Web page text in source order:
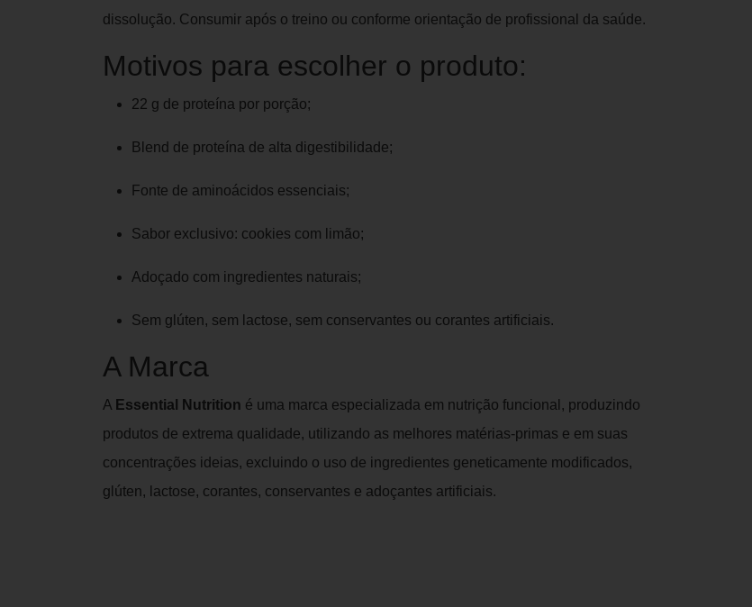
dissolução. Consumir após o treino ou conforme orientação de profissional da saúde.
Motivos para escolher o produto:
22 g de proteína por porção;
Blend de proteína de alta digestibilidade;
Fonte de aminoácidos essenciais;
Sabor exclusivo: cookies com limão;
Adoçado com ingredientes naturais;
Sem glúten, sem lactose, sem conservantes ou corantes artificiais.
A Marca
A Essential Nutrition é uma marca especializada em nutrição funcional, produzindo
produtos de extrema qualidade, utilizando as melhores matérias-primas e em suas
concentrações ideias, excluindo o uso de ingredientes geneticamente modificados,
glúten, lactose, corantes, conservantes e adoçantes artificiais.